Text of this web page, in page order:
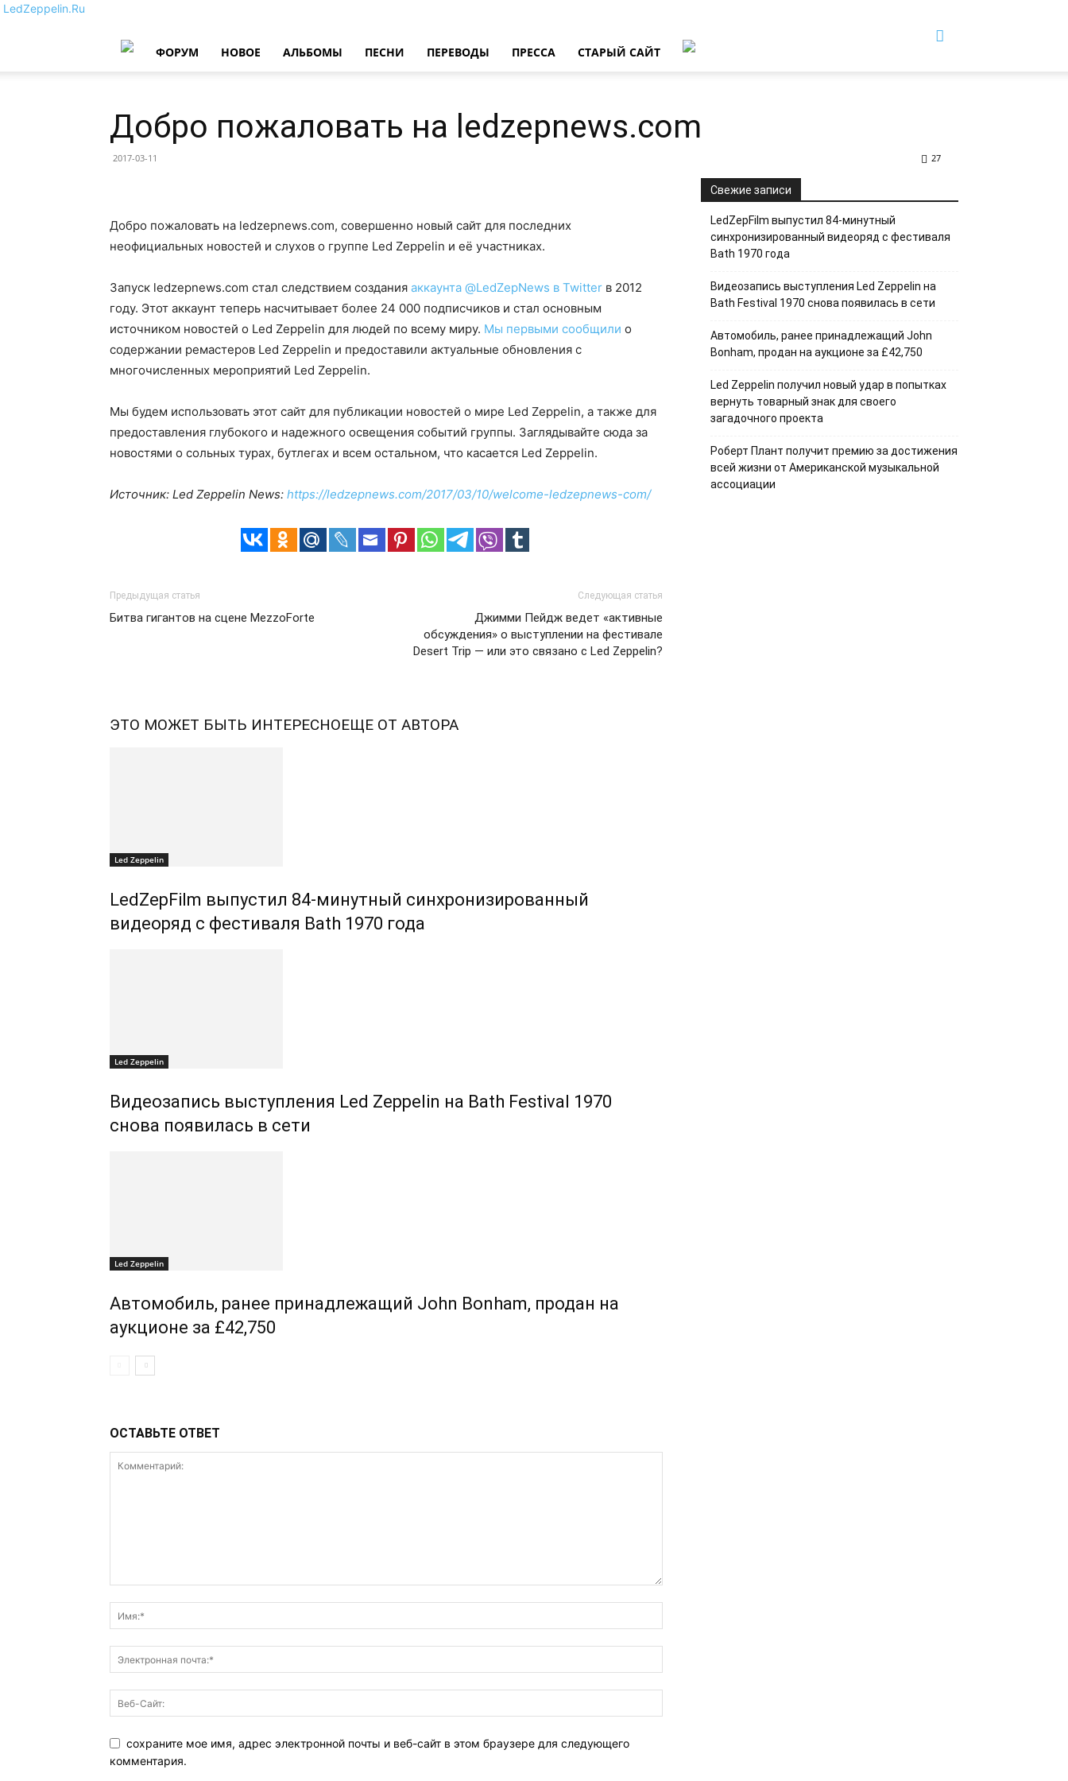
LedZeppelin.Ru
ФОРУМ НОВОE АЛЬБОМЫ ПЕСНИ ПЕРЕВОДЫ ПРЕССА СТАРЫЙ САЙТ
Добро пожаловать на ledzepnews.com
2017-03-11 27
Добро пожаловать на ledzepnews.com, совершенно новый сайт для последних
неофициальных новостей и слухов о группе Led Zeppelin и её участниках.
Запуск ledzepnews.com стал следствием создания аккаунта @LedZepNews в Twitter в 2012
году. Этот аккаунт теперь насчитывает более 24 000 подписчиков и стал основным
источником новостей о Led Zeppelin для людей по всему миру. Мы первыми сообщили о
содержании ремастеров Led Zeppelin и предоставили актуальные обновления с
многочисленных мероприятий Led Zeppelin.
Мы будем использовать этот сайт для публикации новостей о мире Led Zeppelin, а также для
предоставления глубокого и надежного освещения событий группы. Заглядывайте сюда за
новостями о сольных турах, бутлегах и всем остальном, что касается Led Zeppelin.
Источник: Led Zeppelin News: https://ledzepnews.com/2017/03/10/welcome-ledzepnews-com/
Предыдущая статья
Битва гигантов на сцене MezzoForte
Следующая статья
Джимми Пейдж ведет «активные
обсуждения» о выступлении на фестивале
Desert Trip — или это связано с Led Zeppelin?
ЭТО МОЖЕТ БЫТЬ ИНТЕРЕСНОЕЩЕ ОТ АВТОРА
Led Zeppelin
LedZepFilm выпустил 84-минутный синхронизированный
видеоряд с фестиваля Bath 1970 года
Led Zeppelin
Видеозапись выступления Led Zeppelin на Bath Festival 1970
снова появилась в сети
Led Zeppelin
Автомобиль, ранее принадлежащий John Bonham, продан на
аукционе за £42,750
ОСТАВЬТЕ ОТВЕТ
сохраните мое имя, адрес электронной почты и веб-сайт в этом браузере для следующего
комментария.
Свежие записи
LedZepFilm выпустил 84-минутный
синхронизированный видеоряд с фестиваля
Bath 1970 года
Видеозапись выступления Led Zeppelin на
Bath Festival 1970 снова появилась в сети
Автомобиль, ранее принадлежащий John
Bonham, продан на аукционе за £42,750
Led Zeppelin получил новый удар в попытках
вернуть товарный знак для своего
загадочного проекта
Роберт Плант получит премию за достижения
всей жизни от Американской музыкальной
ассоциации